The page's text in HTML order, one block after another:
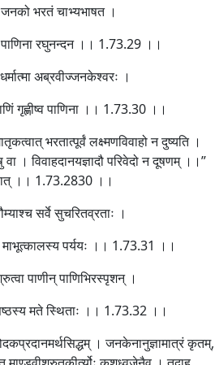
भरतं चाभ्यभाषत ।
पाणिना रघुनन्दन ।। 1.73.29 ।।
अब्रवीज्जनकेश्वरः ।
गृह्णीष्व पाणिना ।। 1.73.30 ।।
भरतात्पूर्वं लक्ष्मणविवाहो न दुष्यति ।
। विवाहदानयज्ञादौ परिवेदो न दूषणम् ।।”
।। 1.73.2830 ।।
सर्वे सुचरितव्रताः ।
माभूत्कालस्य पर्ययः ।। 1.73.31 ।।
पाणीन् पाणिभिरस्पृशन् ।
मते स्थिताः ।। 1.73.32 ।।
। जनकेनानुज्ञामात्रं कृतम्,